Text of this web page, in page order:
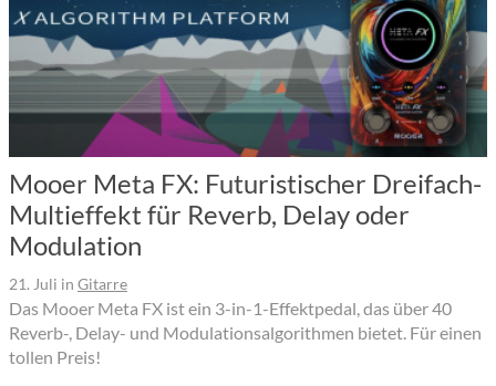
Mooer Meta FX: Futuristischer Dreifach-
Multieffekt für Reverb, Delay oder
Modulation
21. Juli in Gitarre
Das Mooer Meta FX ist ein 3-in-1-Effektpedal, das über 40
Reverb-, Delay- und Modulationsalgorithmen bietet. Für einen
tollen Preis!